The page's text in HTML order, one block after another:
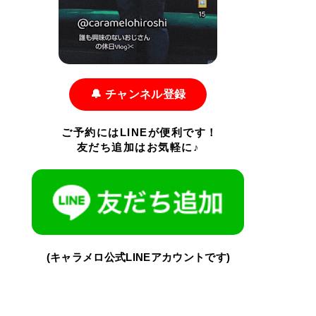
🔔 チャンネル登録
ご予約にはLINEが便利です！
友だち追加はお気軽に♪
(キャラメロ公式LINEアカウントです)